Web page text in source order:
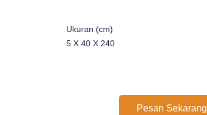
Ukuran (cm)
5 X 40 X 240
Pesan Sekarang